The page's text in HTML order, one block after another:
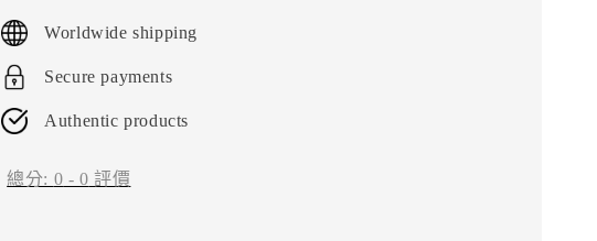
price
Worldwide shipping
Secure payments
Authentic products
總分: 0 -0 評價